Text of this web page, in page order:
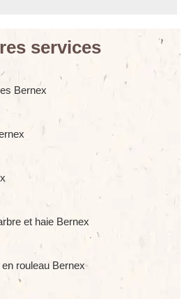
services
Bernex
et haie Bernex
rouleau Bernex